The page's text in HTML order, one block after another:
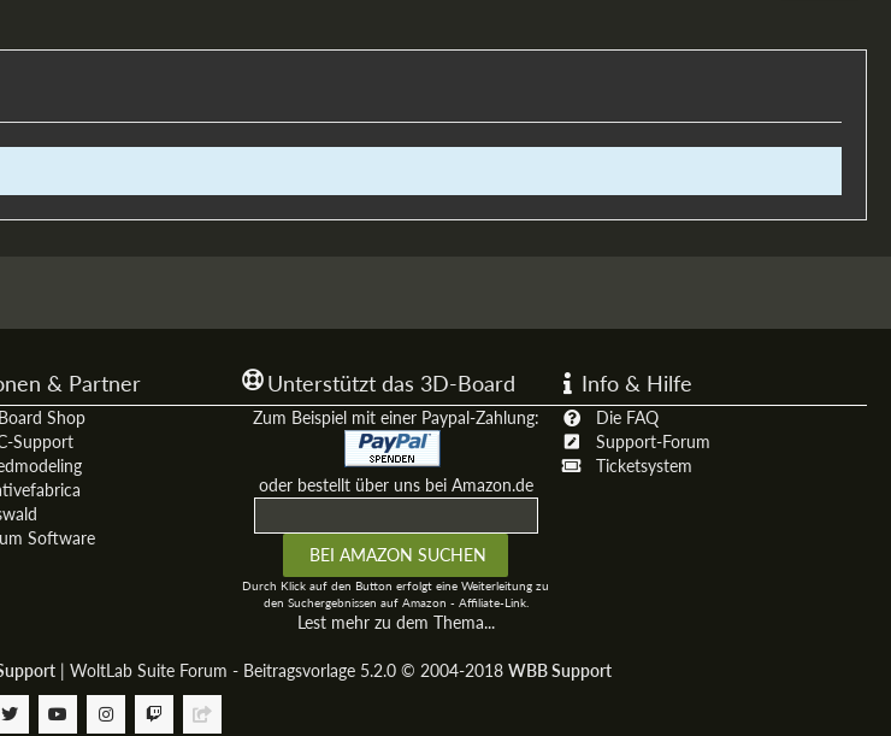
& Partner
Shop
Support
Software
Unterstützt das 3D-Board
Zum Beispiel mit einer Paypal-Zahlung:
oder bestellt über uns bei Amazon.de
Durch Klick auf den Button erfolgt eine Weiterleitung zu
den Suchergebnissen auf Amazon - Affiliate-Link.
Lest mehr zu dem Thema...
Info & Hilfe
Die FAQ
Support-Forum
Ticketsystem
| WoltLab Suite Forum - Beitragsvorlage 5.2.0 © 2004-2018 WBB Support